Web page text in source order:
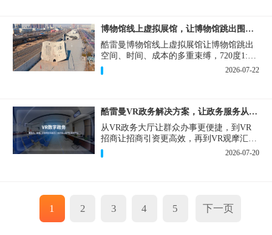
博物馆线上虚拟展馆，让博物馆跳出围墙让历史随处可及
酷雷曼博物馆线上虚拟展馆让博物馆跳出
空间、时间、成本的多重束缚，720度1:1
实景复刻的VR数字展厅，已经成为博物馆
数字化刚需新基建。
2026-07-22
酷雷曼VR政务解决方案，让政务服务从“看得见”开始
从VR政务大厅让群众办事更便捷，到VR
招商让招商引资更高效，再到VR观摩汇报
让政务成果更直观，酷雷曼VR政务解决方
案，解锁政务服务新体验，让服务从“看得
2026-07-20
1 2 3 4 5 下一页